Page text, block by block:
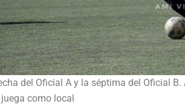
del Oficial A y la séptima del Oficial
como local